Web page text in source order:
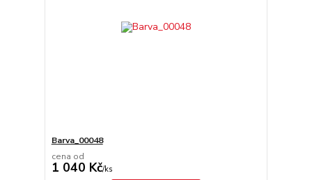
Barva_00048
cena od
1 040 Kč/ks